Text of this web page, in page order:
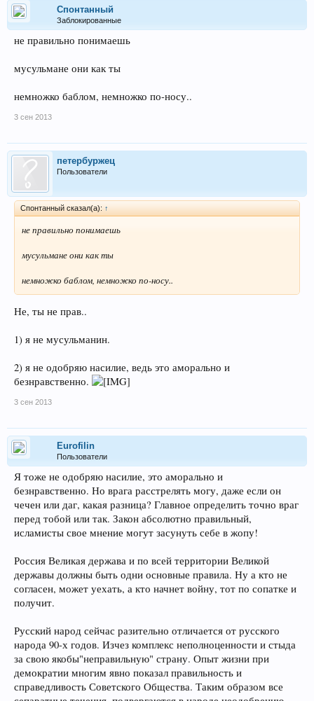
Спонтанный
Заблокированные
не правильно понимаешь
мусульмане они как ты
немножко баблом, немножко по-носу..
3 сен 2013
петербуржец
Пользователи
Спонтанный сказал(а): ↑
не правильно понимаешь
мусульмане они как ты
немножко баблом, немножко по-носу..
Не, ты не прав..
1) я не мусульманин.
2) я не одобряю насилие, ведь это аморально и
безнравственно.
3 сен 2013
Eurofilin
Пользователи
Я тоже не одобряю насилие, это аморально и
безнравственно. Но врага расстрелять могу, даже если он
чечен или даг, какая разница? Главное определить точно враг
перед тобой или так. Закон абсолютно правильный,
исламисты свое мнение могут засунуть себе в жопу!
Россия Великая держава и по всей территории Великой
державы должны быть одни основные правила. Ну а кто не
согласен, может уехать, а кто начнет войну, тот по сопатке и
получит.
Русский народ сейчас разительно отличается от русского
народа 90-х годов. Изчез комплекс неполноценности и стыда
за свою якобы"неправильную" страну. Опыт жизни при
демократии многим явно показал правильность и
справедливость Советского Общества. Таким образом все